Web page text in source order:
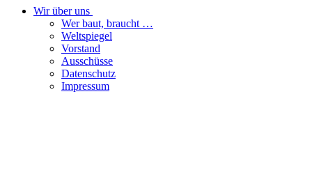
Wir über uns
Wer baut, braucht …
Weltspiegel
Vorstand
Ausschüsse
Datenschutz
Impressum